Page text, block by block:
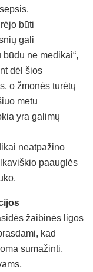
būti
gali
ne medikai“,
dėl šios
o žmonės turėtų
metu
yra galimų
neatpažino
paauglės
žaibinės ligos
kad
sumažinti,